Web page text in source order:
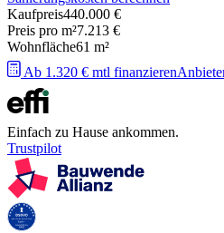
Kaufpreis440.000 €
Preis pro m²7.213 €
Wohnfläche61 m²
Ab 1.320 € mtl finanzieren
Einfach zu Hause ankommen.
Trustpilot